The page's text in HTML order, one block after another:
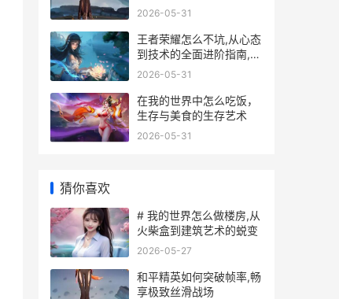
实指南，副标题，未成年
2026-05-31
王者荣耀怎么不坑,从心态
到技术的全面进阶指南,副
标题成为团队可靠的支柱
2026-05-31
在我的世界中怎么吃饭，
生存与美食的生存艺术
2026-05-31
猜你喜欢
# 我的世界怎么做楼房,从
火柴盒到建筑艺术的蜕变
2026-05-27
和平精英如何突破帧率,畅
享极致丝滑战场